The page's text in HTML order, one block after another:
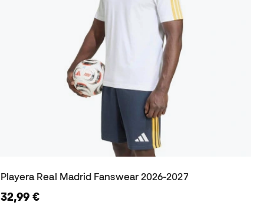
Playera Real Madrid Fanswear 2026-2027
32,99 €